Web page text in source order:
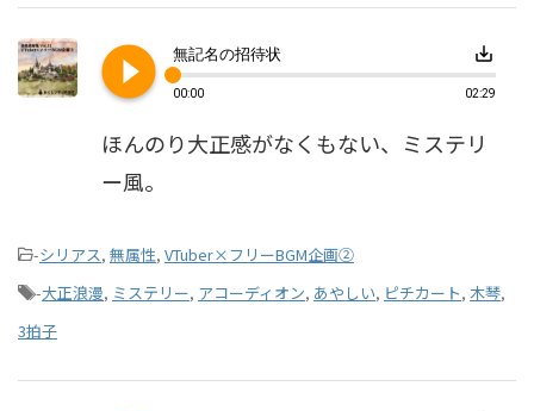
play_circle_filled 無記名の招待状 save_alt
00:00 02:29
ほんのり大正感がなくもない、ミステリ
ー風。
-シリアス, 無属性, VTuber×フリーBGM企画②
-大正浪漫, ミステリー, アコーディオン, あやしい, ピチカート, 木琴,
3拍子